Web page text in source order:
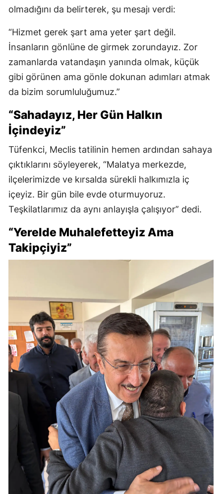
olmadığını da belirterek, şu mesajı verdi:
“Hizmet gerek şart ama yeter şart değil.
İnsanların gönlüne de girmek zorundayız. Zor
zamanlarda vatandaşın yanında olmak, küçük
gibi görünen ama gönle dokunan adımları atmak
da bizim sorumluluğumuz.”
“Sahadayız, Her Gün Halkın
İçindeyiz”
Tüfenkci, Meclis tatilinin hemen ardından sahaya
çıktıklarını söyleyerek, “Malatya merkezde,
ilçelerimizde ve kırsalda sürekli halkımızla iç
içeyiz. Bir gün bile evde oturmuyoruz.
Teşkilatlarımız da aynı anlayışla çalışıyor” dedi.
“Yerelde Muhalefetteyiz Ama
Takipçiyiz”